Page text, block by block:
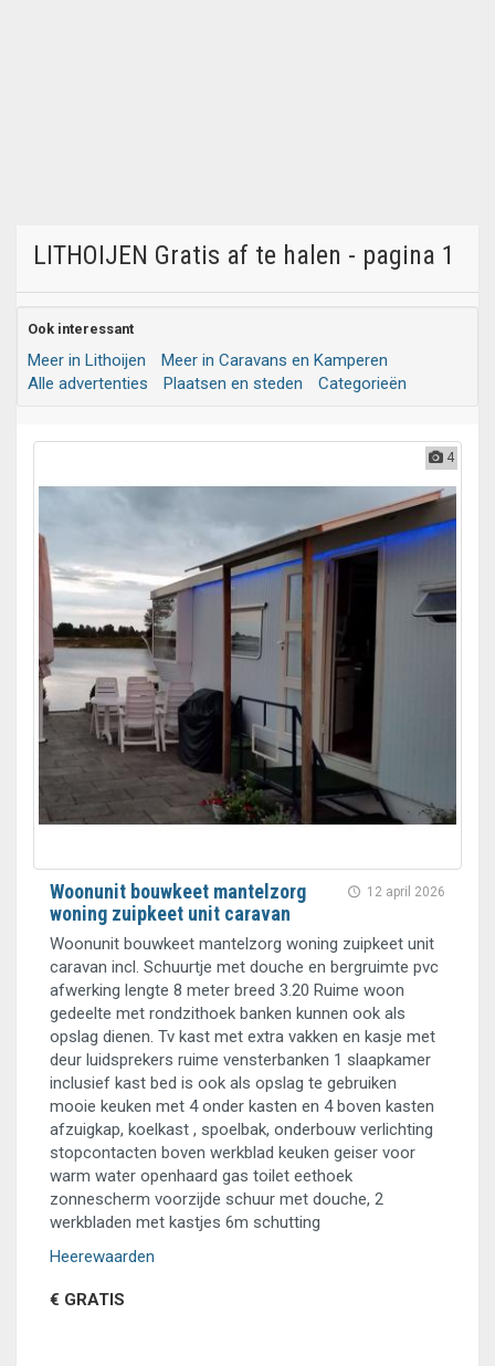
LITHOIJEN Gratis af te halen - pagina 1
Ook interessant
Meer in Lithoijen
Meer in Caravans en Kamperen
Alle advertenties
Plaatsen en steden Categorieën
4
12 april 2026
Woonunit bouwkeet mantelzorg
woning zuipkeet unit caravan
Woonunit bouwkeet mantelzorg woning zuipkeet unit
caravan incl. Schuurtje met douche en bergruimte pvc
afwerking lengte 8 meter breed 3.20 Ruime woon
gedeelte met rondzithoek banken kunnen ook als
opslag dienen. Tv kast met extra vakken en kasje met
deur luidsprekers ruime vensterbanken 1 slaapkamer
inclusief kast bed is ook als opslag te gebruiken
mooie keuken met 4 onder kasten en 4 boven kasten
afzuigkap, koelkast , spoelbak, onderbouw verlichting
stopcontacten boven werkblad keuken geiser voor
warm water openhaard gas toilet eethoek
zonnescherm voorzijde schuur met douche, 2
werkbladen met kastjes 6m schutting
Heerewaarden
€ GRATIS